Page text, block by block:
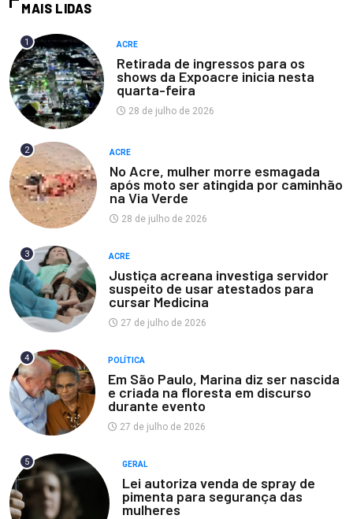
MAIS LIDAS
1 ACRE
Retirada de ingressos para os
shows da Expoacre inicia nesta
quarta-feira
28 de julho de 2026
2 ACRE
No Acre, mulher morre esmagada
após moto ser atingida por caminhão
na Via Verde
28 de julho de 2026
3 ACRE
Justiça acreana investiga servidor
suspeito de usar atestados para
cursar Medicina
27 de julho de 2026
4 POLÍTICA
Em São Paulo, Marina diz ser nascida
e criada na floresta em discurso
durante evento
27 de julho de 2026
5 GERAL
Lei autoriza venda de spray de
pimenta para segurança das
mulheres